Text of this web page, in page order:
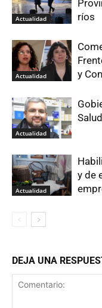
Actualidad
ríos
Actualidad
y
Actualidad
Actualidad
y de
DEJA UNA